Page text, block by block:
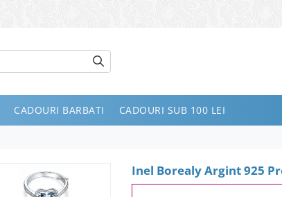
CADOURI BARBATI CADOURI SUB 100 LEI
Inel Borealy Argint 925